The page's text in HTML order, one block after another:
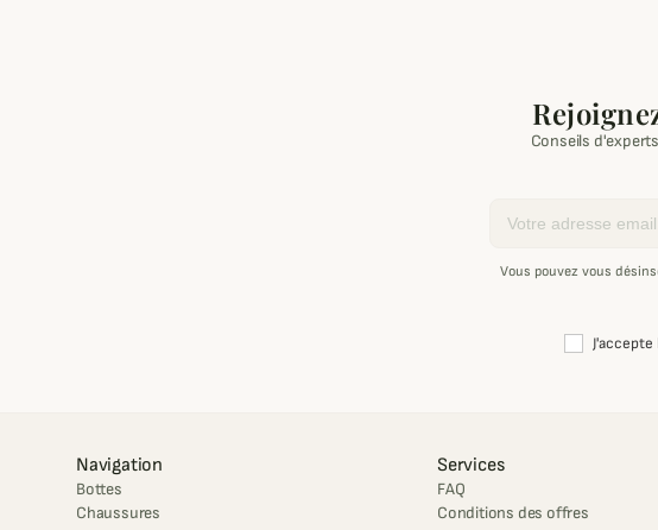
Conseils
Vous pouvez vous
Navigation
Bottes
Chaussures
Services
FAQ
Conditions des offres